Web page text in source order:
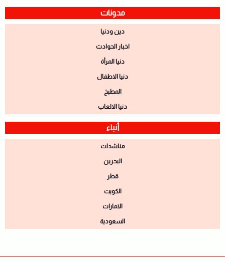
مدونات
دين ودنيا
اخبار الحوادث
دنيا المرأة
دنيا الاطفال
المطبخ
دنيا الالعاب
أنباء
مناشدات
البحرين
قطر
الكويت
الامارات
السعودية